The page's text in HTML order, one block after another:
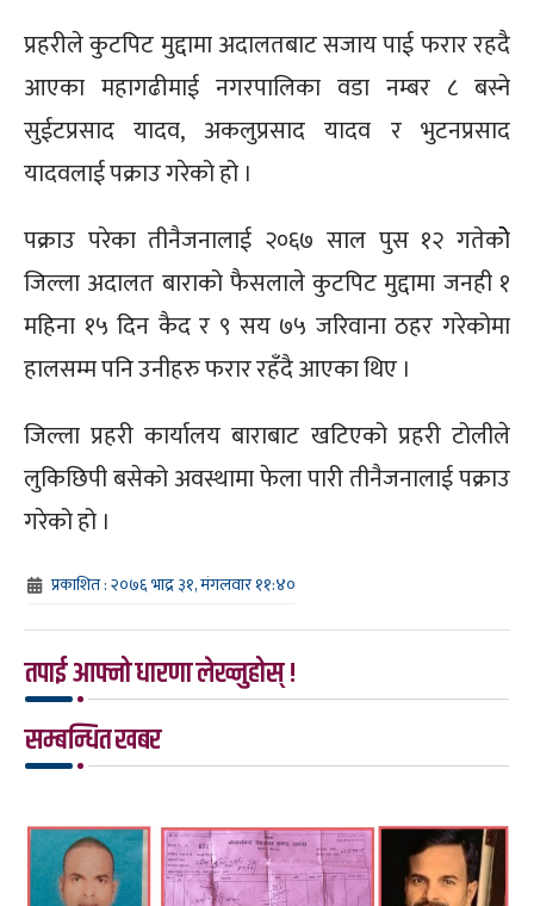
प्रहरीले कुटपिट मुद्दामा अदालतबाट सजाय पाई फरार रहदै
आएका महागढीमाई नगरपालिका वडा नम्बर ८ बस्ने
सुईटप्रसाद यादव, अकलुप्रसाद यादव र भुटनप्रसाद
यादवलाई पक्राउ गरेको हो ।
पक्राउ परेका तीनैजनालाई २०६७ साल पुस १२ गतेकोे
जिल्ला अदालत बाराको फैसलाले कुटपिट मुद्दामा जनही १
महिना १५ दिन कैद र ९ सय ७५ जरिवाना ठहर गरेकोमा
हालसम्म पनि उनीहरु फरार रहँदै आएका थिए ।
जिल्ला प्रहरी कार्यालय बाराबाट खटिएको प्रहरी टोलीले
लुकिछिपी बसेको अवस्थामा फेला पारी तीनैजनालाई पक्राउ
गरेको हो ।
प्रकाशित : २०७६ भाद्र ३१, मंगलवार ११:४०
तपाई आफ्नो धारणा लेख्नुहोस् !
सम्बन्धित खबर